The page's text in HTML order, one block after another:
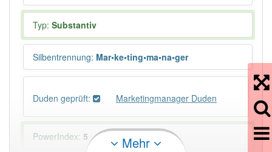
Typ: Substantiv
Silbentrennung: Mar•ke•ting•ma•na•ger
Duden geprüft: Marketingmanager Duden
PowerIndex: 5 Mehr